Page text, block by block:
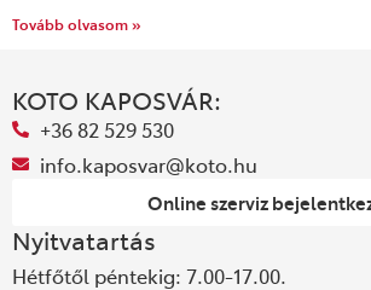
Tovább olvasom »
KOTO KAPOSVÁR:
+36 82 529 530
info.kaposvar@koto.hu
Online szerviz
Nyitvatartás
Hétfőtől péntekig: 7.00-17.00.